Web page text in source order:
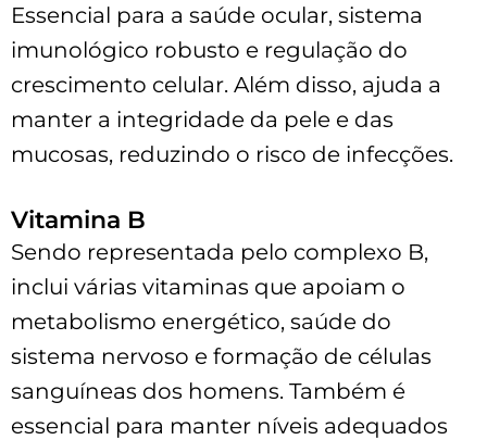
Essencial para a saúde ocular, sistema
imunológico robusto e regulação do
crescimento celular. Além disso, ajuda a
manter a integridade da pele e das
mucosas, reduzindo o risco de infecções.
Vitamina B
Sendo representada pelo complexo B,
inclui várias vitaminas que apoiam o
metabolismo energético, saúde do
sistema nervoso e formação de células
sanguíneas dos homens. Também é
essencial para manter níveis adequados